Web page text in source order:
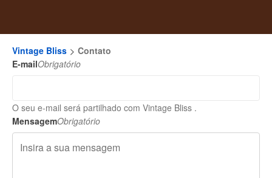
Vintage Bliss
Contato
E-mailObrigatório
O seu e-mail será partilhado com Vintage Bliss .
MensagemObrigatório